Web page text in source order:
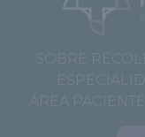
SOBRE
ÁREA